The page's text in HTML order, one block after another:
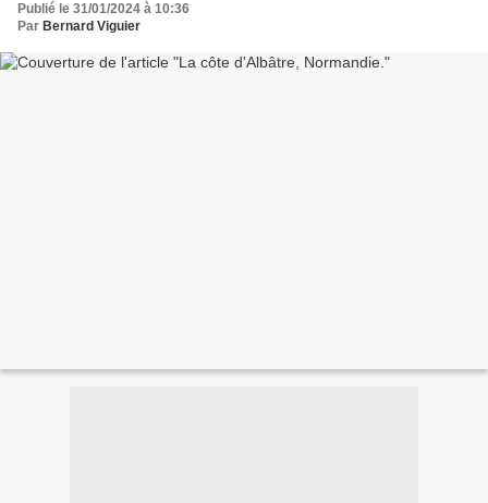
Publié le 31/01/2024 à 10:36
Par Bernard Viguier